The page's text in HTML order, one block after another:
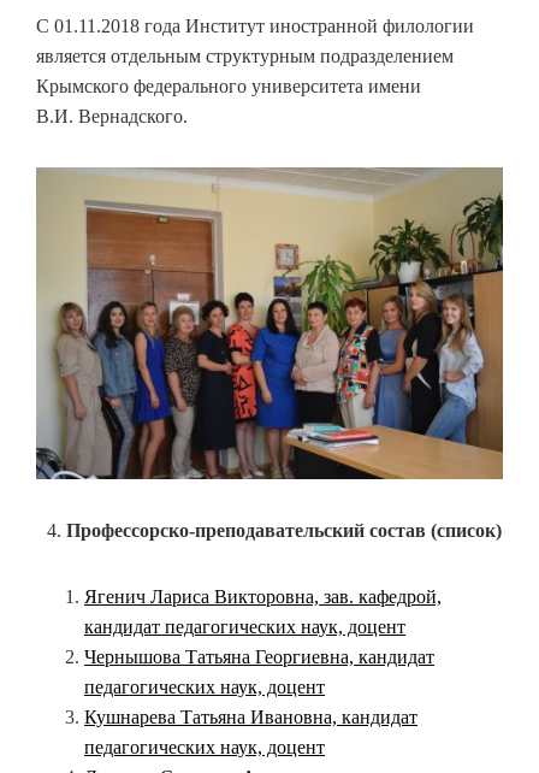
С 01.11.2018 года Институт иностранной филологии
является отдельным структурным подразделением
Крымского федерального университета имени
В.И. Вернадского.
Профессорско-преподавательский состав (список)
Ягенич Лариса Викторовна, зав. кафедрой,
кандидат педагогических наук, доцент
Чернышова Татьяна Георгиевна, кандидат
педагогических наук, доцент
Кушнарева Татьяна Ивановна, кандидат
педагогических наук, доцент